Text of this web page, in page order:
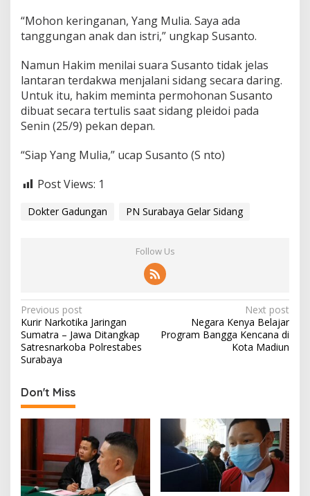
“Mohon keringanan, Yang Mulia. Saya ada
tanggungan anak dan istri,” ungkap Susanto.
Namun Hakim menilai suara Susanto tidak jelas
lantaran terdakwa menjalani sidang secara daring.
Untuk itu, hakim meminta permohonan Susanto
dibuat secara tertulis saat sidang pleidoi pada
Senin (25/9) pekan depan.
“Siap Yang Mulia,” ucap Susanto (S nto)
Post Views: 1
Dokter Gadungan PN Surabaya Gelar Sidang
Follow Us
P
o
s
t
n
a
v
g
a
Previous post
Kurir Narkotika Jaringan
Sumatra – Jawa Ditangkap
Satresnarkoba Polrestabes
Surabaya
Next post
Negara Kenya Belajar
Program Bangga Kencana di
Kota Madiun
Don't Miss